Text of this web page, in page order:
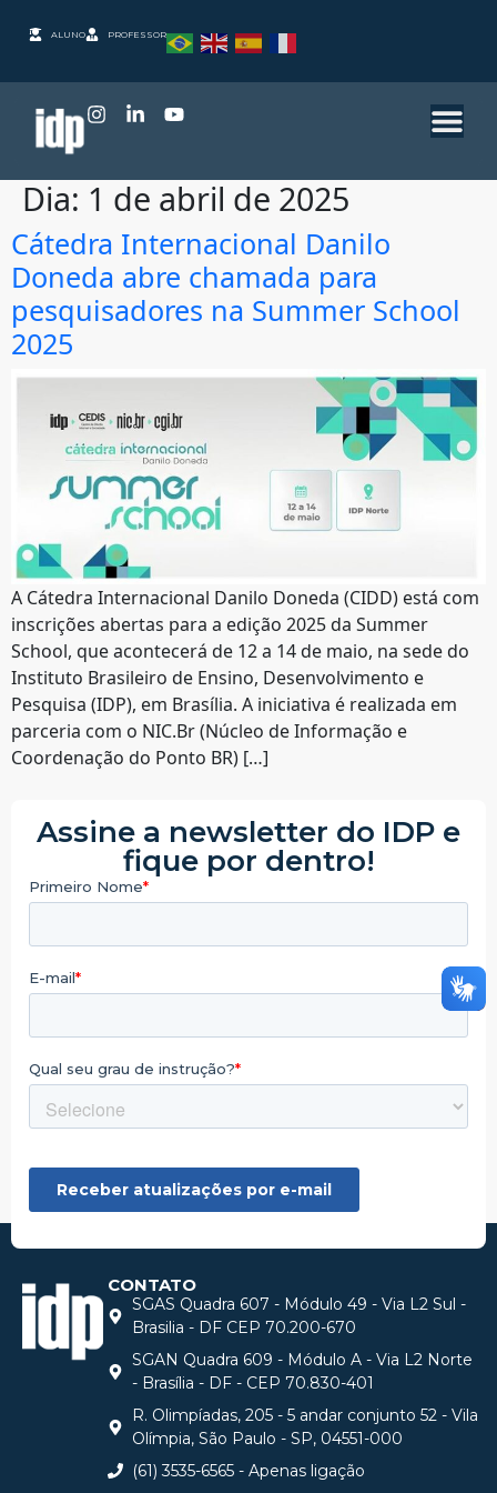
ALUNO PROFESSOR
Dia: 1 de abril de 2025
Cátedra Internacional Danilo
Doneda abre chamada para
pesquisadores na Summer School
2025
A Cátedra Internacional Danilo Doneda (CIDD) está com
inscrições abertas para a edição 2025 da Summer
School, que acontecerá de 12 a 14 de maio, na sede do
Instituto Brasileiro de Ensino, Desenvolvimento e
Pesquisa (IDP), em Brasília. A iniciativa é realizada em
parceria com o NIC.Br (Núcleo de Informação e
Coordenação do Ponto BR) […]
Assine a newsletter do IDP e
fique por dentro!
CONTATO
SGAS Quadra 607 - Módulo 49 - Via L2 Sul -
Brasilia - DF CEP 70.200-670
SGAN Quadra 609 - Módulo A - Via L2 Norte
- Brasília - DF - CEP 70.830-401
R. Olimpíadas, 205 - 5 andar conjunto 52 - Vila
Olímpia, São Paulo - SP, 04551-000
(61) 3535-6565 - Apenas ligação